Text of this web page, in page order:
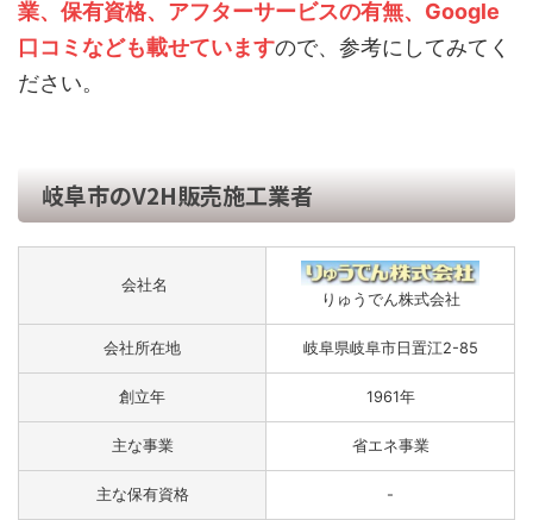
業、保有資格、アフターサービスの有無、Google
口コミなども載せていますので、参考にしてみてく
ださい。
岐阜市のV2H販売施工業者
会社名
りゅうでん株式会社
会社所在地 岐阜県岐阜市日置江2-85
創立年 1961年
主な事業 省エネ事業
主な保有資格 -